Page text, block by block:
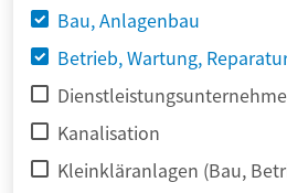
Bau, Anlagenbau
Betrieb, Wartung,
Kanalisation
Kleinkläranlagen (Bau,